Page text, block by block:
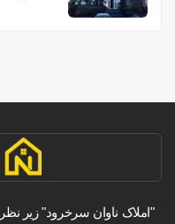
"املاک ناوان سرخرود" زیر